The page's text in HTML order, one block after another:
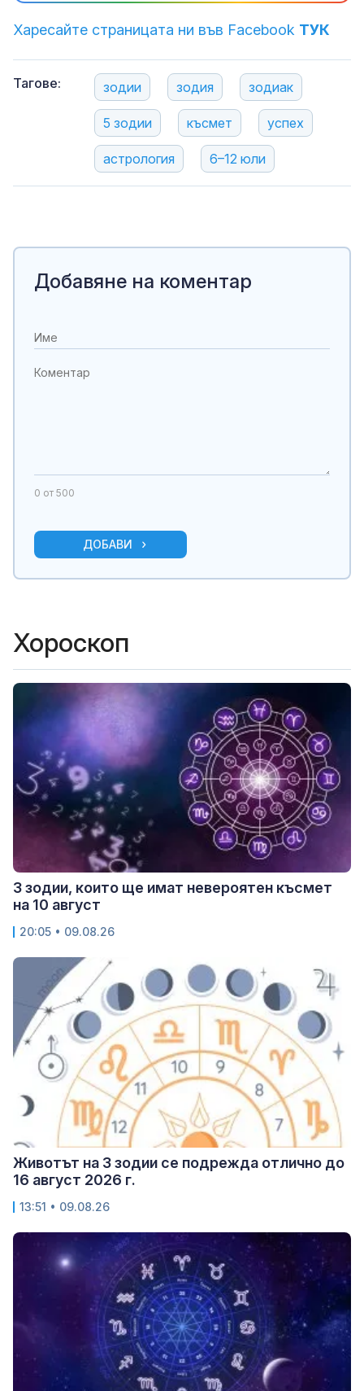
Харесайте страницата ни във Facebook ТУК
Тагове: зодии зодия зодиак
5 зодии късмет успех
астрология 6–12 юли
Добавяне на коментар
0 от 500
ДОБАВИ
Хороскоп
3 зодии, които ще имат невероятен късмет
на 10 август
20:05 • 09.08.26
Животът на 3 зодии се подрежда отлично до
16 август 2026 г.
13:51 • 09.08.26